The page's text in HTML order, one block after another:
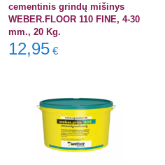
cementinis grindų mišinys
WEBER.FLOOR 110 FINE, 4-30
mm., 20 Kg.
12,95 €